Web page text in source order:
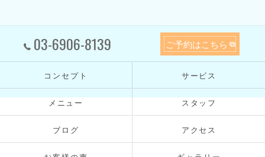
03-6906-8139 ご予約はこちら
コンセプト サービス
メニュー スタッフ
ブログ アクセス